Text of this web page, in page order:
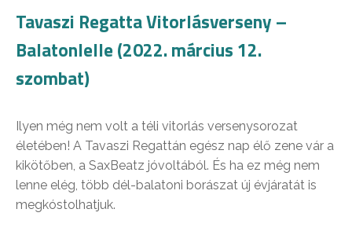
Tavaszi Regatta Vitorlásverseny –
Balatonlelle (2022. március 12.
szombat)
Ilyen még nem volt a téli vitorlás versenysorozat
életében! A Tavaszi Regattán egész nap élő zene vár a
kikötőben, a SaxBeatz jóvoltából. És ha ez még nem
lenne elég, több dél-balatoni borászat új évjáratát is
megkóstolhatjuk.